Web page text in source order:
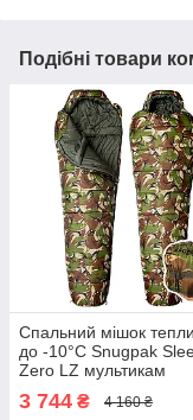
Подібні товари
Спальний мішок
до -10°C Snugpak
Zero LZ мультикам
3 744 ₴ 4 160 ₴